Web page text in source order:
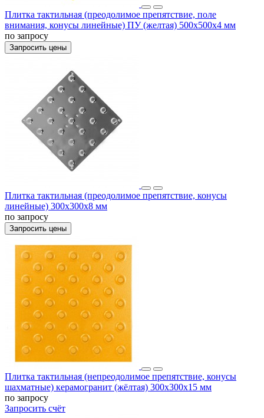
Плитка тактильная (преодолимое препятствие, поле
внимания, конусы линейные) ПУ (желтая) 500x500x4 мм
по запросу
Запросить цены
Плитка тактильная (преодолимое препятствие, конусы
линейные) 300х300х8 мм
по запросу
Запросить цены
Плитка тактильная (непреодолимое препятствие, конусы
шахматные) керамогранит (жёлтая) 300х300х15 мм
по запросу
Запросить счёт